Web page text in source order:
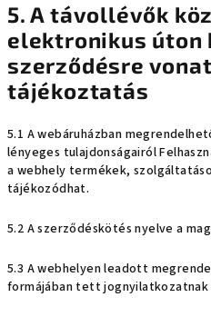
5. A távollévők
elektronikus úton
szerződésre
tájékoztatás
5.1 A webáruházban
lényeges tulajdonságairól
a webhely termékek,
tájékozódhat.
5.2 A szerződéskötés nyelve a
5.3 A webhelyen leadott
formájában tett jognyilatkozatnak